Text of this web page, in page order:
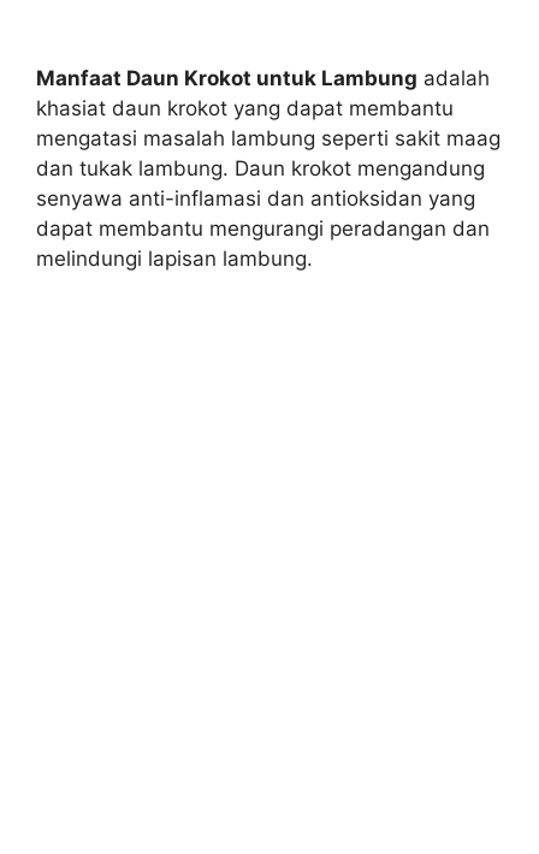
Manfaat Daun Krokot untuk Lambung adalah
khasiat daun krokot yang dapat membantu
mengatasi masalah lambung seperti sakit maag
dan tukak lambung. Daun krokot mengandung
senyawa anti-inflamasi dan antioksidan yang
dapat membantu mengurangi peradangan dan
melindungi lapisan lambung.